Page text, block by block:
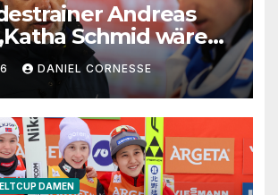
Andreas
Schmid wäre
gute
DANIEL CORNESSE
DAMEN